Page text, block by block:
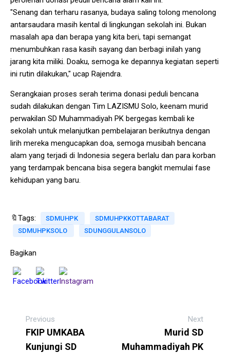
"Senang dan terharu rasanya, budaya saling tolong menolong
antarsaudara masih kental di lingkungan sekolah ini. Bukan
masalah apa dan berapa yang kita beri, tapi semangat
menumbuhkan rasa kasih sayang dan berbagi inilah yang
jarang kita miliki. Doaku, semoga ke depannya kegiatan seperti
ini rutin dilakukan," ucap Rajendra.
Serangkaian proses serah terima donasi peduli bencana
sudah dilakukan dengan Tim LAZISMU Solo, keenam murid
perwakilan SD Muhammadiyah PK bergegas kembali ke
sekolah untuk melanjutkan pembelajaran berikutnya dengan
lirih mereka mengucapkan doa, semoga musibah bencana
alam yang terjadi di Indonesia segera berlalu dan para korban
yang terdampak bencana bisa segera bangkit memulai fase
kehidupan yang baru.
🔖Tags: SDMUHPK
SDMUHPKKOTTABARAT
SDMUHPKSOLO
SDUNGGULANSOLO
Bagikan
Previous
FKIP UMKABA
Kunjungi SD
Next
Murid SD
Muhammadiyah PK